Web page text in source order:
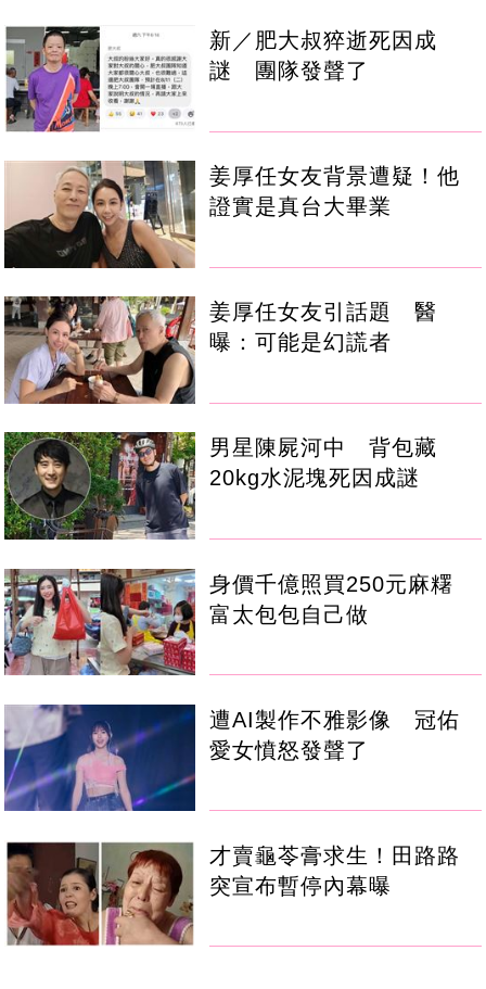
新／肥大叔猝逝死因成
謎 團隊發聲了
姜厚任女友背景遭疑！他
證實是真台大畢業
姜厚任女友引話題 醫
曝：可能是幻謊者
男星陳屍河中 背包藏
20kg水泥塊死因成謎
身價千億照買250元麻糬
富太包包自己做
遭AI製作不雅影像 冠佑
愛女憤怒發聲了
才賣龜苓膏求生！田路路
突宣布暫停內幕曝